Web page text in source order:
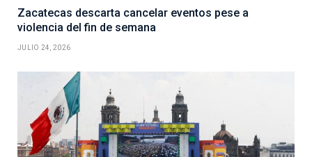
Zacatecas descarta cancelar eventos pese a
violencia del fin de semana
JULIO 24, 2026